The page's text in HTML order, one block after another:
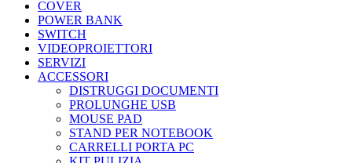
COVER
POWER BANK
SWITCH
VIDEOPROIETTORI
SERVIZI
ACCESSORI
DISTRUGGI DOCUMENTI
PROLUNGHE USB
MOUSE PAD
STAND PER NOTEBOOK
CARRELLI PORTA PC